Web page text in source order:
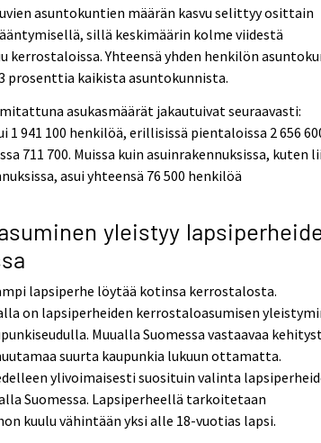
asuntokuntien määrän kasvu selittyy osittain
sillä keskimäärin kolme viidestä
kerrostaloissa. Yhteensä yhden henkilön
prosenttia kaikista asuntokunnista.
asukasmäärät jakautuivat seuraavasti:
1 941 100 henkilöä, erillisissä pientaloissa 2 656
711 700. Muissa kuin asuinrakennuksissa, kuten
asui yhteensä 76 500 henkilöä
yleistyy
lapsiperhe löytää kotinsa kerrostalosta.
on lapsiperheiden kerrostaloasumisen
Muualla Suomessa vastaavaa
suurta kaupunkia lukuun ottamatta.
ylivoimaisesti suosituin valinta
Suomessa. Lapsiperheellä tarkoitetaan
kuulu vähintään yksi alle 18-vuotias lapsi.